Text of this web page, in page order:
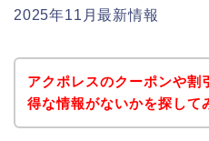
2025年11月最新情報
アクポレスのクーポンや割
得な情報がないかを探して